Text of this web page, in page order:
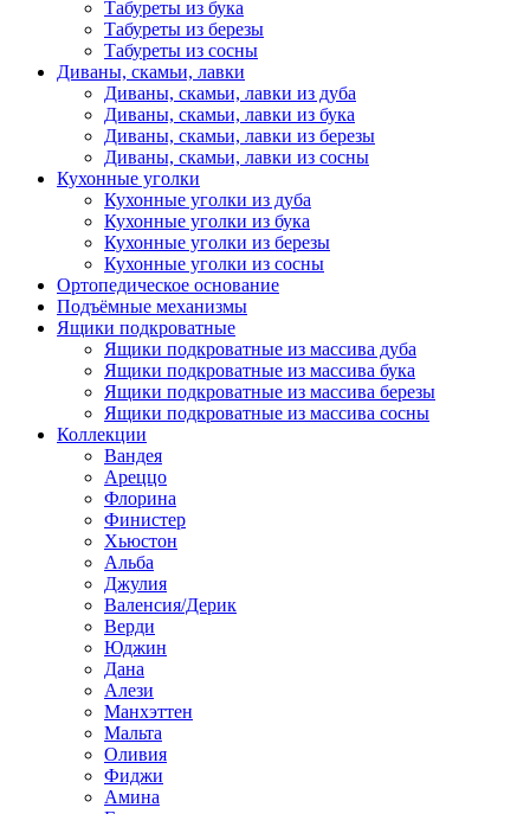
Табуреты из бука
Табуреты из березы
Табуреты из сосны
Диваны, скамьи, лавки
Диваны, скамьи, лавки из дуба
Диваны, скамьи, лавки из бука
Диваны, скамьи, лавки из березы
Диваны, скамьи, лавки из сосны
Кухонные уголки
Кухонные уголки из дуба
Кухонные уголки из бука
Кухонные уголки из березы
Кухонные уголки из сосны
Ортопедическое основание
Подъёмные механизмы
Ящики подкроватные
Ящики подкроватные из массива дуба
Ящики подкроватные из массива бука
Ящики подкроватные из массива березы
Ящики подкроватные из массива сосны
Коллекции
Вандея
Ареццо
Флорина
Финистер
Хьюстон
Альба
Джулия
Валенсия/Дерик
Верди
Юджин
Дана
Алези
Манхэттен
Мальта
Оливия
Фиджи
Амина